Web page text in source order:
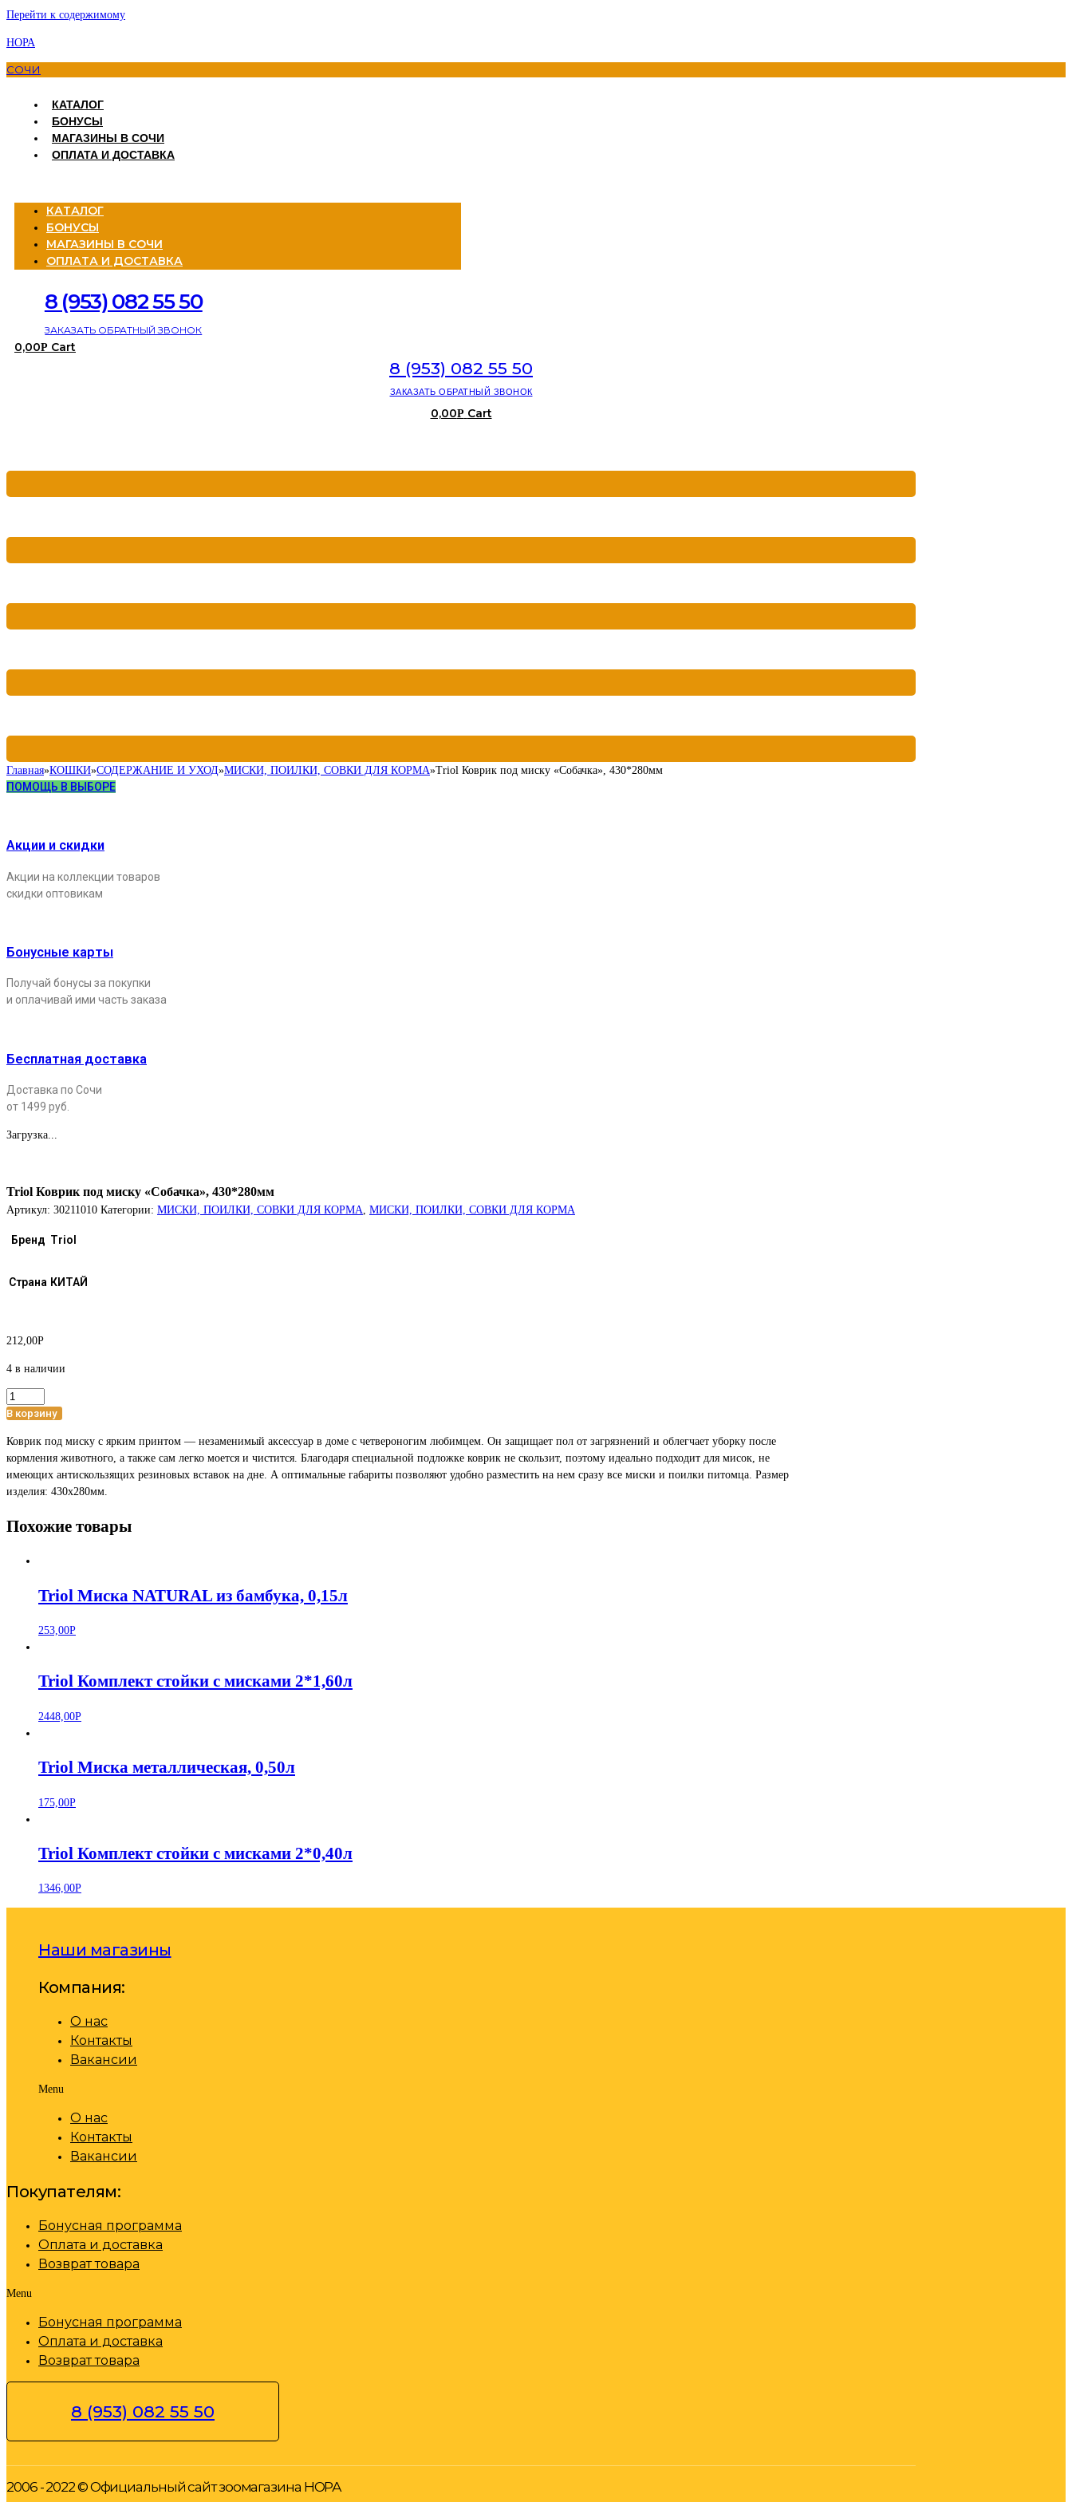
Перейти к содержимому
НОРА
СОЧИ
КАТАЛОГ
БОНУСЫ
МАГАЗИНЫ В СОЧИ
ОПЛАТА И ДОСТАВКА
КАТАЛОГ
БОНУСЫ
МАГАЗИНЫ В СОЧИ
ОПЛАТА И ДОСТАВКА
8 (953) 082 55 50
ЗАКАЗАТЬ ОБРАТНЫЙ ЗВОНОК
0,00Р Cart
8 (953) 082 55 50
ЗАКАЗАТЬ ОБРАТНЫЙ ЗВОНОК
0,00Р Cart
Главная»КОШКИ»СОДЕРЖАНИЕ И УХОД»МИСКИ, ПОИЛКИ, СОВКИ ДЛЯ КОРМА»Triol Коврик под миску «Собачка», 430*280мм
ПОМОЩЬ В ВЫБОРЕ
Акции и скидки
Акции на коллекции товаров
скидки оптовикам
Бонусные карты
Получай бонусы за покупки
и оплачивай ими часть заказа
Бесплатная доставка
Доставка по Сочи
от 1499 руб.
Загрузка...
Triol Коврик под миску «Собачка», 430*280мм
Артикул: 30211010 Категории: МИСКИ, ПОИЛКИ, СОВКИ ДЛЯ КОРМА, МИСКИ, ПОИЛКИ, СОВКИ ДЛЯ КОРМА
Бренд Triol
Страна КИТАЙ
212,00Р
4 в наличии
Количество
товара
Коврик
под
миску
«Собачка",
В корзину
Коврик под миску с ярким принтом — незаменимый аксессуар в доме с четвероногим любимцем. Он защищает пол от загрязнений и облегчает уборку после
кормления животного, а также сам легко моется и чистится. Благодаря специальной подложке коврик не скользит, поэтому идеально подходит для мисок, не
имеющих антискользящих резиновых вставок на дне. А оптимальные габариты позволяют удобно разместить на нем сразу все миски и поилки питомца. Размер
изделия: 430х280мм.
Похожие товары
Triol Миска NATURAL из бамбука, 0,15л
253,00Р
Triol Комплект стойки с мисками 2*1,60л
2448,00Р
Triol Миска металлическая, 0,50л
175,00Р
Triol Комплект стойки с мисками 2*0,40л
1346,00Р
Наши магазины
Компания:
О нас
Контакты
Вакансии
Menu
О нас
Контакты
Вакансии
Покупателям:
Бонусная программа
Оплата и доставка
Возврат товара
Menu
Бонусная программа
Оплата и доставка
Возврат товара
8 (953) 082 55 50
2006 - 2022 © Официальный сайт зоомагазина НОРА